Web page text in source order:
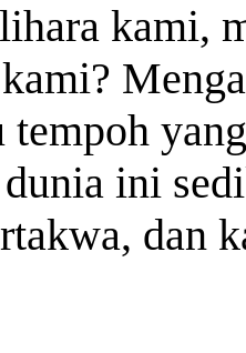
kami,
kami?
tempoh
ini
dan